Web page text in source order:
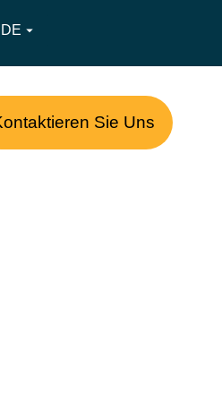
DE 
Sie Uns